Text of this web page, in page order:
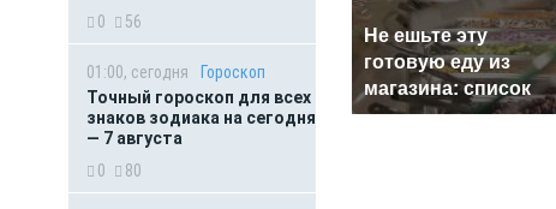
0
56
01:00, сегодня
Гороскоп
Точный гороскоп для всех
знаков зодиака на сегодня
— 7 августа
0
80
Не ешьте эту
готовую еду из
магазина: список